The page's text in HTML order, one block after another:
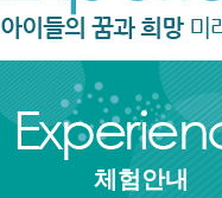
체험안내